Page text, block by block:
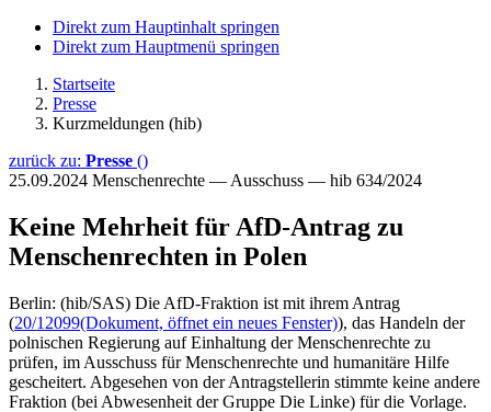
Direkt zum Hauptinhalt springen
Direkt zum Hauptmenü springen
Startseite
Presse
Kurzmeldungen (hib)
zurück zu: Presse ()
25.09.2024 Menschenrechte — Ausschuss — hib 634/2024
Keine Mehrheit für AfD-Antrag zu
Menschenrechten in Polen
Berlin: (hib/SAS) Die AfD-Fraktion ist mit ihrem Antrag
(20/12099(Dokument, öffnet ein neues Fenster)), das Handeln der
polnischen Regierung auf Einhaltung der Menschenrechte zu
prüfen, im Ausschuss für Menschenrechte und humanitäre Hilfe
gescheitert. Abgesehen von der Antragstellerin stimmte keine andere
Fraktion (bei Abwesenheit der Gruppe Die Linke) für die Vorlage.